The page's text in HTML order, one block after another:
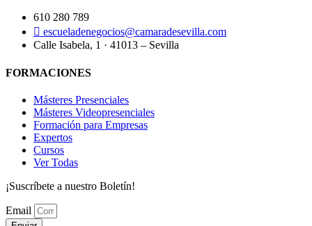
610 280 789
escueladenegocios@camaradesevilla.com
Calle Isabela, 1 · 41013 – Sevilla
FORMACIONES
Másteres Presenciales
Másteres Videopresenciales
Formación para Empresas
Expertos
Cursos
Ver Todas
¡Suscríbete a nuestro Boletín!
Email